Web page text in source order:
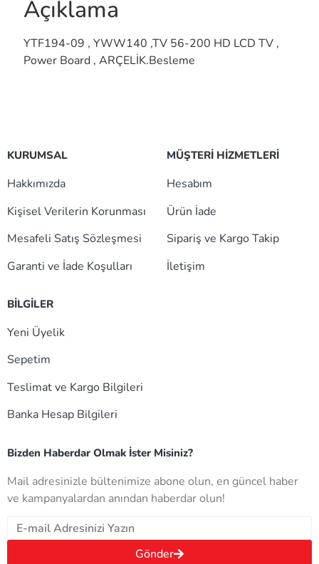
Açıklama
YTF194-09 , YWW140 ,TV 56-200 HD LCD TV ,
Power Board , ARÇELİK.Besleme
KURUMSAL
Hakkımızda
Kişisel Verilerin Korunması
Mesafeli Satış Sözleşmesi
Garanti ve İade Koşulları
MÜŞTERİ HİZMETLERİ
Hesabım
Ürün İade
Sipariş ve Kargo Takip
İletişim
BİLGİLER
Yeni Üyelik
Sepetim
Teslimat ve Kargo Bilgileri
Banka Hesap Bilgileri
Bizden Haberdar Olmak İster Misiniz?
Mail adresinizle bültenimize abone olun, en güncel haber
ve kampanyalardan anından haberdar olun!
Gönder